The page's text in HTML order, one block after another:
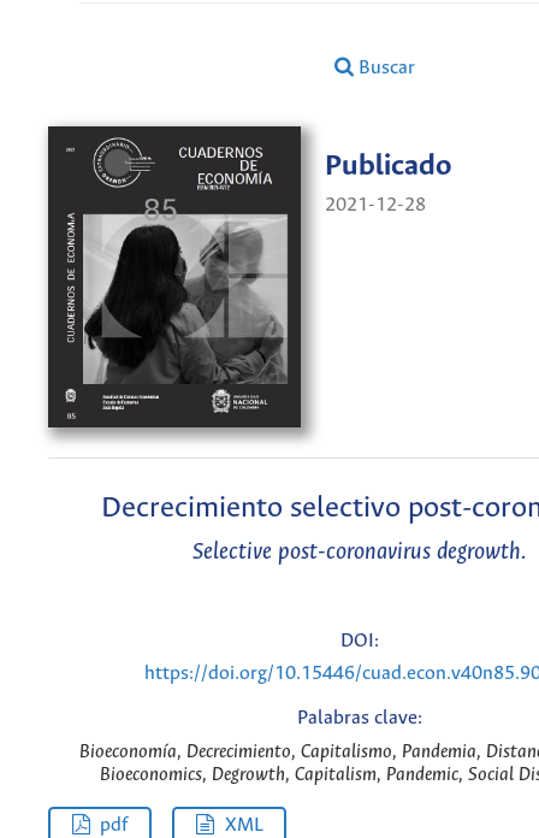
Buscar
Publicado
2021-12-28
Decrecimiento selectivo post-
Selective post-coronavirus degrowth.
DOI:
https://doi.org/10.15446/
Palabras clave:
Bioeconomía, Decrecimiento, Capitalismo, Pandemia,
Bioeconomics, Degrowth, Capitalism, Pandemic, Social
pdf XML